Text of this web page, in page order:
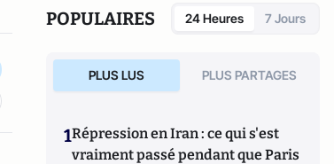
POPULAIRES 24 Heures 7 Jours
PLUS LUS PLUS PARTAGES
1Répression en Iran : ce qui s'est
vraiment passé pendant que Paris